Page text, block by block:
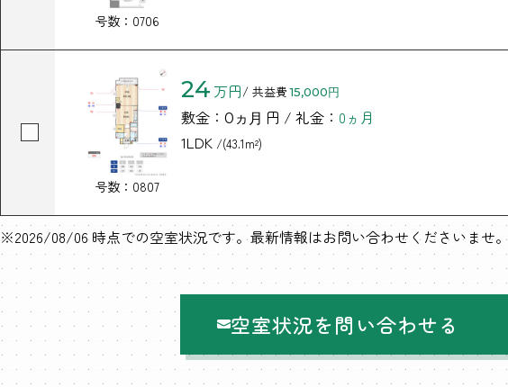
号数：0706
号数：0807
24 万円/ 共益費 15,000円
敷金： 0ヵ月 円 / 礼金： 0ヵ月
1LDK /(43.1m²)
※2026/08/06 時点での空室状況です。最新情報はお問い合わせくださいませ。
空室状況を問い合わせる